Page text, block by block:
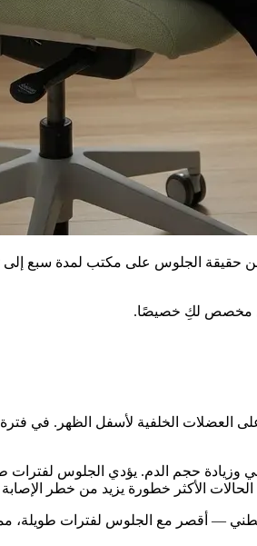
عن حقيقة الجلوس على مكتب لمدة سبع
مخصص لكِ خصيصًا.
العضلات الخلفية لأسفل الظهر. في
وزيادة حجم الدم. يؤدي الجلوس
الأكثر خطورة يزيد من خطر الإصابة
— أقصر مع الجلوس لفترات